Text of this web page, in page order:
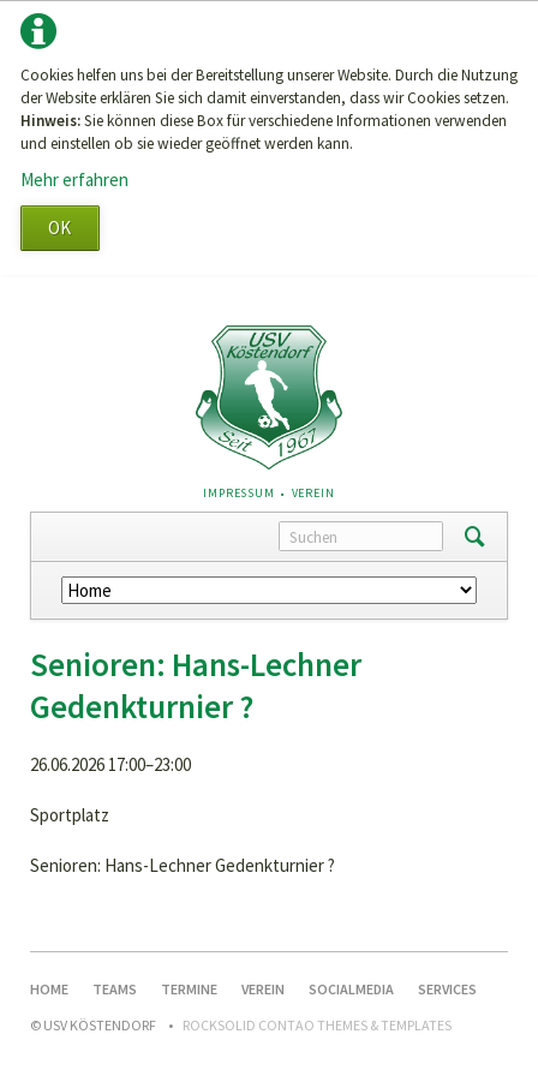
Cookies helfen uns bei der Bereitstellung unserer Website. Durch die Nutzung
der Website erklären Sie sich damit einverstanden, dass wir Cookies setzen.
Hinweis:Sie können diese Box für verschiedene Informationen verwenden
und einstellen ob sie wieder geöffnet werden kann.
Mehr erfahren
OK
NAVIGATION
ÜBERSPRINGEN
IMPRESSUM VEREIN
Navigation
überspringen
Senioren: Hans-Lechner
Gedenkturnier ?
26.06.2026 17:00–23:00
Sportplatz
Senioren: Hans-Lechner Gedenkturnier ?
NAVIGATION
HOME TEAMS TERMINE VEREIN SOCIALMEDIA
SERVICES
© USV KÖSTENDORF
ROCKSOLID CONTAO THEMES & TEMPLATES